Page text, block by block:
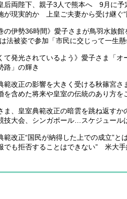
后両陛下、親子3人で熊本へ 9月に予
が現実的か 上皇ご夫妻から受け継ぐ“
の伊勢36時間》愛子さまが鳥羽水族
法被姿で参加「市民に交じって一生懸
て発光されているよう》愛子さま「
路」の輝き
範改正の影響を大きく受ける秋篠宮
を含めた将来や皇室の伝統のあり方を
ま、皇室典範改正の暗雲を跳ね返す
技大会、シンガポール…スケジュー
範改正“国民が納得した上での成立”
でも拒否することはできない” 米大